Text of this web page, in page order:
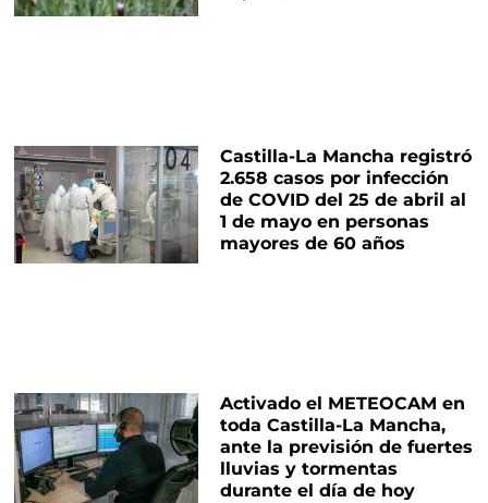
Castilla-La Mancha registró
2.658 casos por infección
de COVID del 25 de abril al
1 de mayo en personas
mayores de 60 años
Activado el METEOCAM en
toda Castilla-La Mancha,
ante la previsión de fuertes
lluvias y tormentas
durante el día de hoy